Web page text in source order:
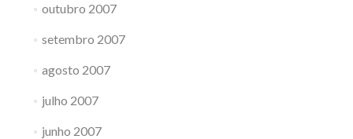
outubro 2007
setembro 2007
agosto 2007
julho 2007
junho 2007